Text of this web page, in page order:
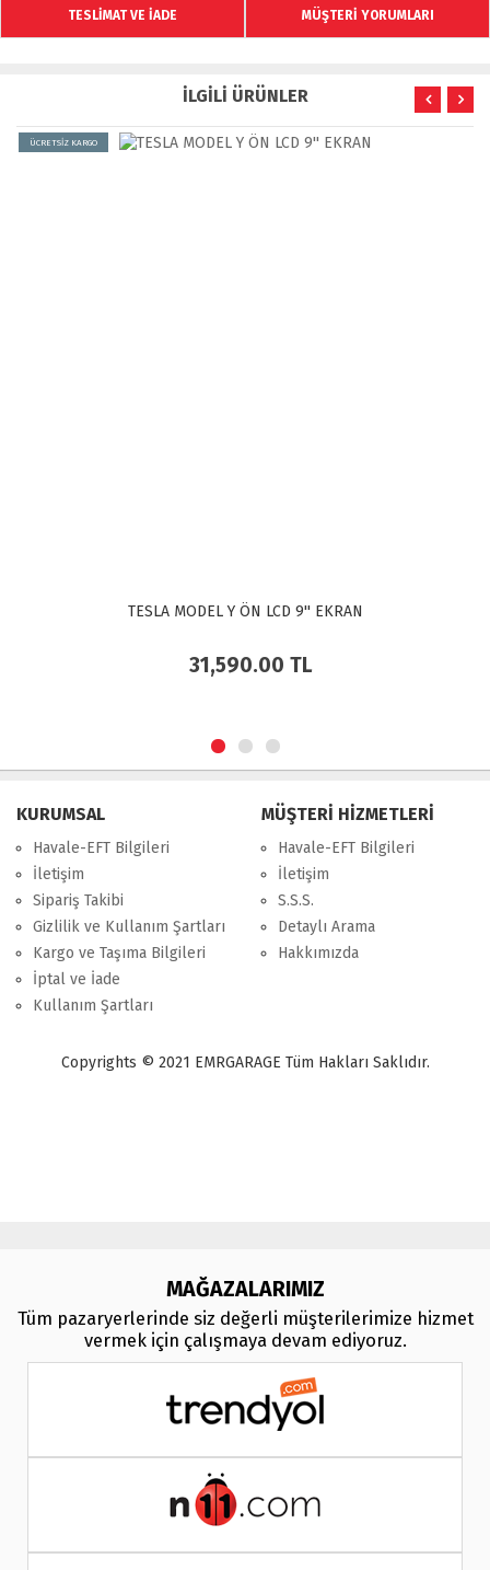
TESLİMAT VE İADE MÜŞTERİ YORUMLARI
İLGİLİ ÜRÜNLER
Y ÖN LCD 9'' EKRAN
ÜCRETSİZ KARGO
KURUMSAL
Havale-EFT Bilgileri
İletişim
Sipariş Takibi
Gizlilik ve Kullanım Şartları
Kargo ve Taşıma Bilgileri
İptal ve İade
Kullanım Şartları
MÜŞTERİ HİZMETLERİ
Havale-EFT Bilgileri
İletişim
S.S.S.
Detaylı Arama
Hakkımızda
Copyrights © 2021 EMRGARAGE Tüm Hakları Saklıdır.
MAĞAZALARIMIZ
Tüm pazaryerlerinde siz değerli müşterilerimize hizmet
vermek için çalışmaya devam ediyoruz.